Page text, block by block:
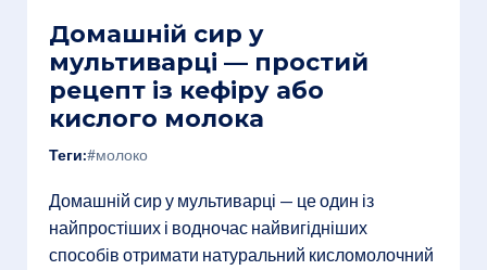
Домашній сир у
мультиварці — простий
рецепт із кефіру або
кислого молока
Теги:#молоко
Домашній сир у мультиварці — це один із
найпростіших і водночас найвигідніших
способів отримати натуральний кисломолочний